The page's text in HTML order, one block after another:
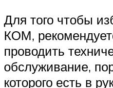
Для того чтобы
КОМ,
проводить
обслуживание,
которого есть в